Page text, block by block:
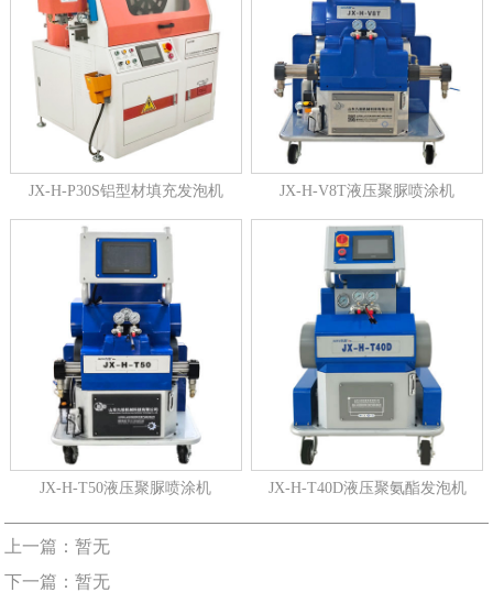
JX-H-P30S铝型材填充发泡机 JX-H-V8T液压聚脲喷涂机
JX-H-T50液压聚脲喷涂机 JX-H-T40D液压聚氨酯发泡机
上一篇：暂无
下一篇：暂无